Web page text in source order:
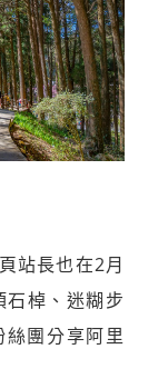
站長也在2月
棹、迷糊步
團分享阿里